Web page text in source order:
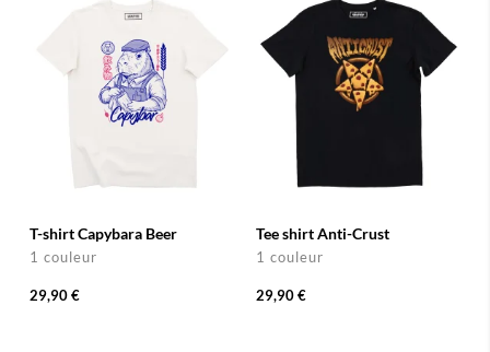
T-shirt Capybara Beer
1 couleur
29,90 €
Tee shirt Anti-Crust
1 couleur
29,90 €